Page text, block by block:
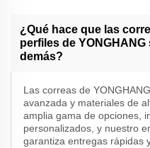
¿Qué hace que las
perfiles de
demás?
Las correas de
avanzada y materiales de
amplia gama de opciones,
personalizados, y nuestro
garantiza entregas rápidas